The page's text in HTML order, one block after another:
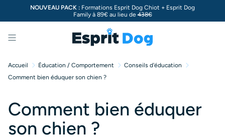
NOUVEAU PACK : Formations Esprit Dog Chiot + Esprit Dog
Family à 89€ au lieu de438€
Menu
Accueil Éducation / Comportement
Conseils d'éducation
Comment bien éduquer son chien ?
Comment bien éduquer
son chien ?